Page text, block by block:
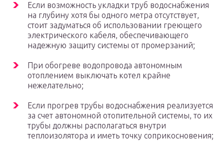
Если возможность укладки труб водоснабжения
на глубину хотя бы одного метра отсутствует,
стоит задуматься об использовании греющего
электрического кабеля, обеспечивающего
надежную защиту системы от промерзаний;
При обогреве водопровода автономным
отоплением выключать котел крайне
нежелательно;
Если прогрев трубы водоснабжения реализуется
за счет автономной отопительной системы, то их
трубы должны располагаться внутри
теплоизолятора и иметь точку соприкосновения;